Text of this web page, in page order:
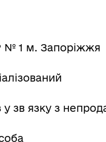
№ 1 м. Запоріжжя
у зв язку з